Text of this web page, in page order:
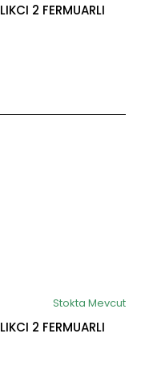
2 FERMUARLI
Stokta Mevcut
2 FERMUARLI